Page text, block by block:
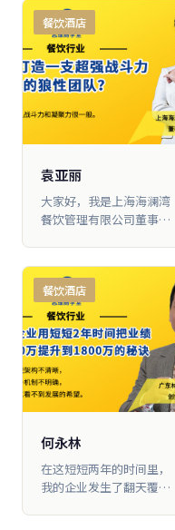
业绩从原来的800万做到
现在的3500万，增加4倍
多，门店由1家店扩 展到3
家店，员工从几十人到现
在的100多人。
餐饮酒店
袁亚丽
大家好，我是上海海澜湾
餐饮管理有限公司董事长
年多的时间，我是如何把
一支很普通的团队打造成
为现在有着超强战斗力和
凝聚力的狼性团队，并且
把年营业额从原来的不到
3000万做到了现在的5000
多万，年利润从300万做
到现在的800多万的。
餐饮酒店
何永林
在这短短两年的时间里，
我的企业发生了翻天覆地